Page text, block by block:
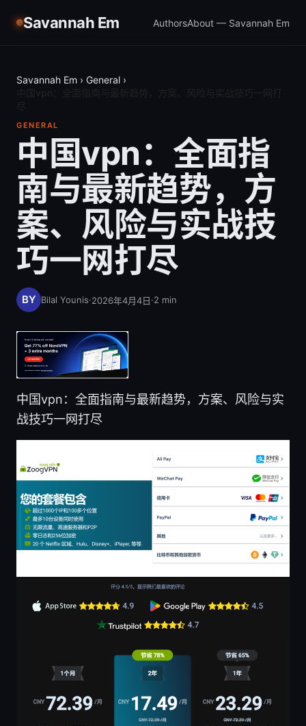
Savannah Em AuthorsAbout — Savannah Em
Savannah Em › General ›
GENERAL
中国vpn：全面指
南与最新趋势，方
案、风险与实战技
巧一网打尽
Bilal Younis·2026年4月4日·2 min
中国vpn：全面指南与最新趋势，方案、风险与实
战技巧一网打尽